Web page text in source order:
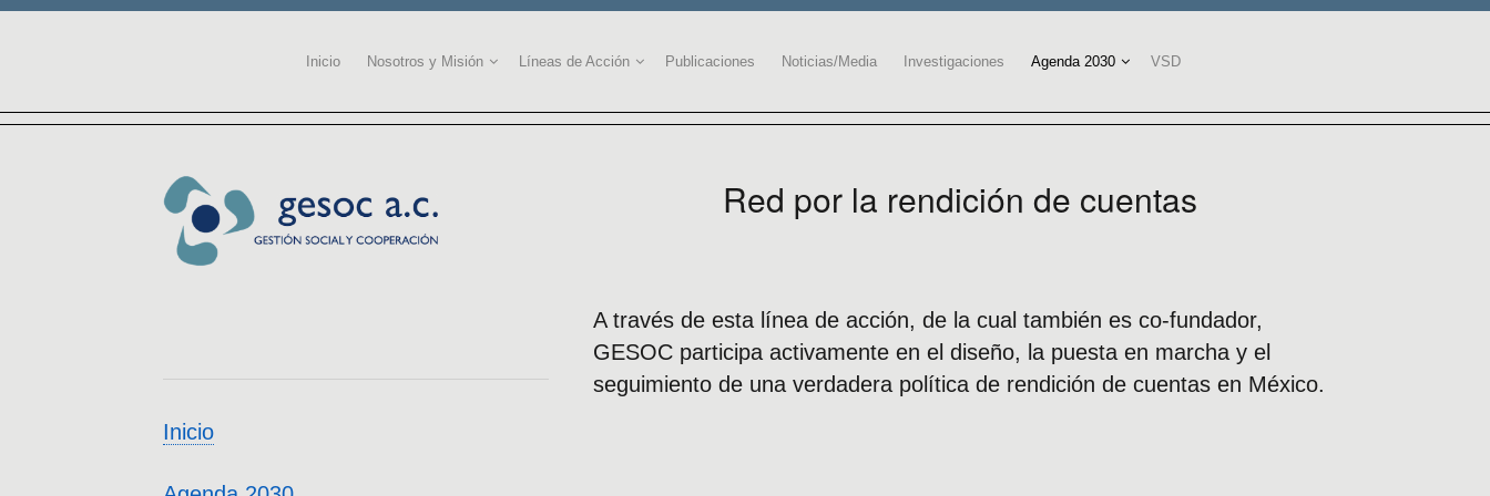
Inicio Nosotros y Misión Líneas de Acción Publicaciones Noticias/Media Investigaciones Agenda 2030 VSD
Red por la rendición de cuentas
A través de esta línea de acción, de la cual también es co-fundador,
GESOC participa activamente en el diseño, la puesta en marcha y el
seguimiento de una verdadera política de rendición de cuentas en México.
Inicio